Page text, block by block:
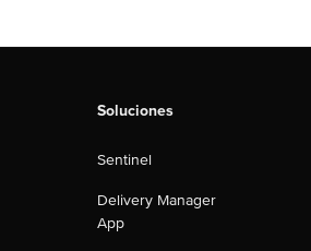
Soluciones
Sentinel
Delivery Manager
App